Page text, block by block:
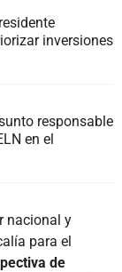
inversiones
responsable
en el
nacional y
para el
de